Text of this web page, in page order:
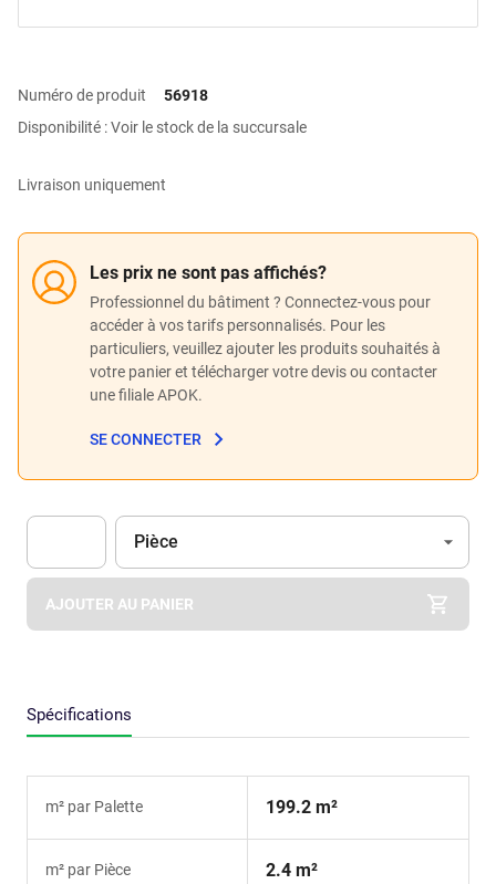
Numéro de produit
56918
Disponibilité : Voir le stock de la succursale
Les prix ne sont pas affichés?
Professionnel du bâtiment ? Connectez-vous pour
accéder à vos tarifs personnalisés. Pour les
particuliers, veuillez ajouter les produits souhaités à
votre panier et télécharger votre devis ou contacter
une filiale APOK.
SE CONNECTER
Livraison uniquement
Apok.Product.Detail.AddToCart.Quantity (Optionnel)
Unité
Pièce
AJOUTER AU PANIER
Spécifications
m² par Palette 199.2 m²
m² par Pièce 2.4 m²